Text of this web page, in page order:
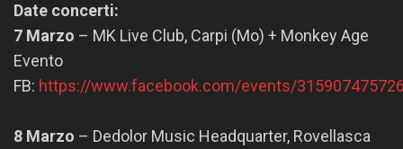
Date concerti:
7 Marzo – MK Live Club, Carpi (Mo) + Monkey Age
Evento
FB: https://www.facebook.com/events/
8 Marzo – Dedolor Music Headquarter, Rovellasca